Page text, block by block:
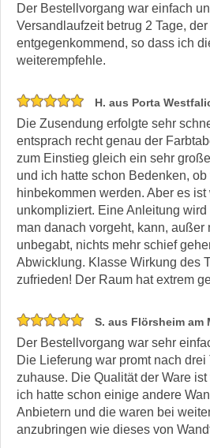
Der Bestellvorgang war einfach
Versandlaufzeit betrug 2 Tage,
entgegenkommend, so dass ich
weiterempfehle.
H. aus Porta
Die Zusendung erfolgte sehr
entsprach recht genau der
zum Einstieg gleich ein sehr
und ich hatte schon Bedenken, ob
hinbekommen werden. Aber es ist
unkompliziert. Eine Anleitung
man danach vorgeht, kann,
unbegabt, nichts mehr schief
Abwicklung. Klasse Wirkung des
zufrieden! Der Raum hat extrem
S. aus Flörsheim am
Der Bestellvorgang war sehr
Die Lieferung war promt nach drei
zuhause. Die Qualität der Ware
ich hatte schon einige andere
Anbietern und die waren bei
anzubringen wie dieses von